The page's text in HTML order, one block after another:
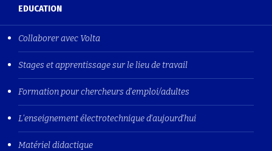
EDUCATION
Collaborer avec Volta
Stages et apprentissage sur le lieu de travail
Formation pour chercheurs d'emploi/adultes
L'enseignement électrotechnique d'aujourd'hui
Matériel didactique